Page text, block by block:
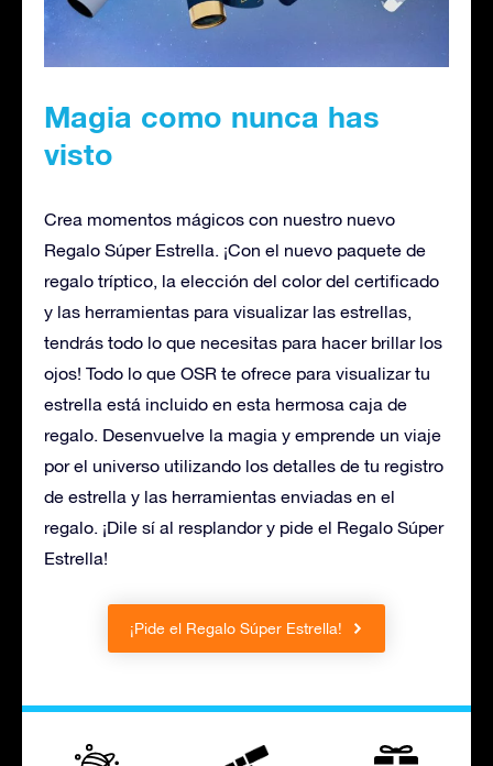
Magia como nunca has
visto
Crea momentos mágicos con nuestro nuevo
Regalo Súper Estrella. ¡Con el nuevo paquete de
regalo tríptico, la elección del color del certificado
y las herramientas para visualizar las estrellas,
tendrás todo lo que necesitas para hacer brillar los
ojos! Todo lo que OSR te ofrece para visualizar tu
estrella está incluido en esta hermosa caja de
regalo. Desenvuelve la magia y emprende un viaje
por el universo utilizando los detalles de tu registro
de estrella y las herramientas enviadas en el
regalo. ¡Dile sí al resplandor y pide el Regalo Súper
Estrella!
¡Pide el Regalo Súper Estrella!